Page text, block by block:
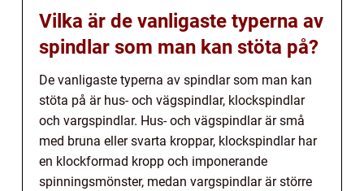
Vilka är de vanligaste typerna av
spindlar som man kan stöta på?
De vanligaste typerna av spindlar som man kan
stöta på är hus- och vägspindlar, klockspindlar
och vargspindlar. Hus- och vägspindlar är små
med bruna eller svarta kroppar, klockspindlar har
en klockformad kropp och imponerande
spinningsmönster, medan vargspindlar är större